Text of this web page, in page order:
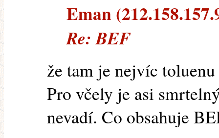
Eman
Re: BEF
že tam je nejvíc
Pro včely je asi
nevadí. Co obsahuje